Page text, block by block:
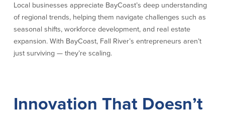
Sucursales
Buscar
Português
Local businesses appreciate BayCoast’s deep understanding
of regional trends, helping them navigate challenges such as
seasonal shifts, workforce development, and real estate
expansion. With BayCoast, Fall River’s entrepreneurs aren’t
just surviving — they’re scaling.
Innovation That Doesn’t